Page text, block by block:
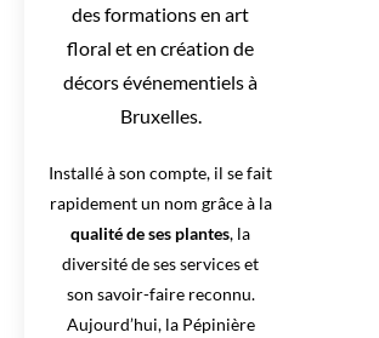
des formations en art
floral et en création de
décors événementiels à
Bruxelles.
Installé à son compte, il se fait
rapidement un nom grâce à la
qualité de ses plantes, la
diversité de ses services et
son savoir-faire reconnu.
Aujourd’hui, la Pépinière